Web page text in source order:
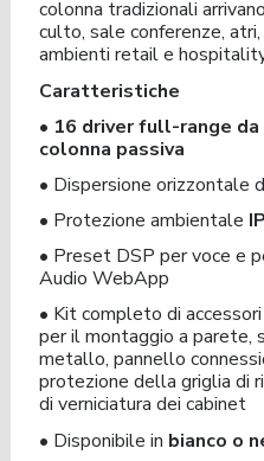
colonna tradizionali
culto, sale conferenze,
ambienti retail e
Caratteristiche
• 16 driver full-range da
colonna passiva
• Dispersione orizzontale
• Protezione ambientale
• Preset DSP per voce e
Audio WebApp
• Kit completo di
per il montaggio a parete,
metallo, pannello
protezione della griglia di
di verniciatura dei cabinet
• Disponibile in bianco o